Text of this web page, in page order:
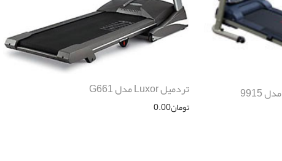
تردمیل Luxor مدل G661
تومان0.00